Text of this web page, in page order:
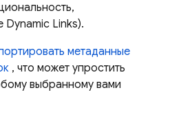
Dynamic Links).
метаданные
, что может упростить
выбранному вами